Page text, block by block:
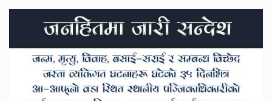
Secondary
Sidebar